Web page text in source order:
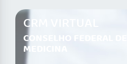
CRM VIRTUAL
CONSELHO FEDERAL DE
MEDICINA